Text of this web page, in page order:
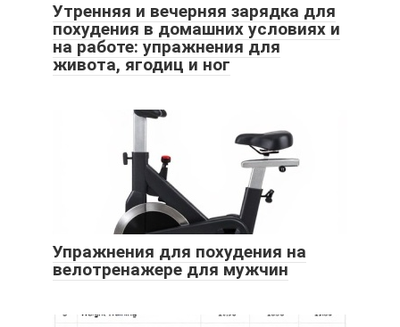
Утренняя и вечерняя зарядка для
похудения в домашних условиях и
на работе: упражнения для
живота, ягодиц и ног
Упражнения для похудения на
велотренажере для мужчин